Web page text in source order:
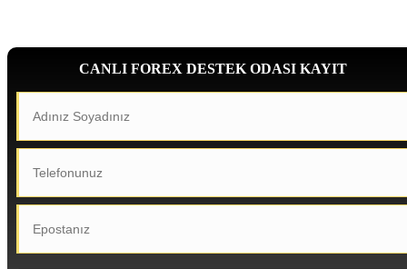
CANLI FOREX DESTEK ODASI KAYIT